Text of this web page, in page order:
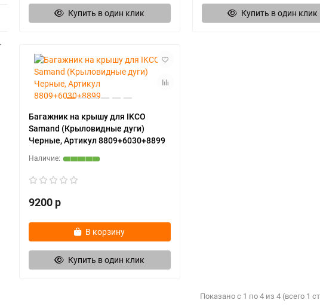
Купить в один клик Купить в один клик
Багажник на крышу для IKCO
Samand (Крыловидные дуги)
Черные, Артикул 8809+6030+8899
9200 р
В корзину
Купить в один клик
Показано с 1 по 4 из 4 (всего 1